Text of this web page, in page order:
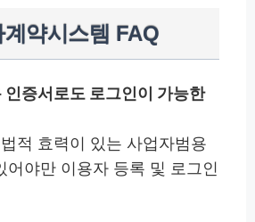
약시스템 FAQ
인증서로도 로그인이 가능한
적 효력이 있는 사업자범용
어야만 이용자 등록 및 로그인